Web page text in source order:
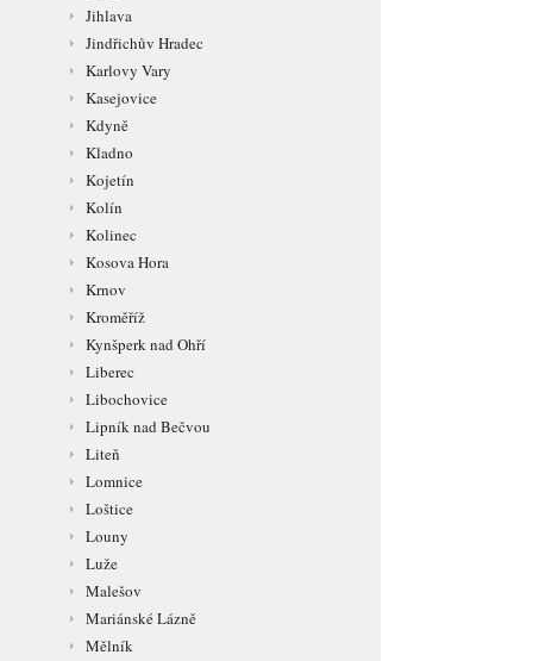
Jihlava
Jindřichův Hradec
Karlovy Vary
Kasejovice
Kdyně
Kladno
Kojetín
Kolín
Kolinec
Kosova Hora
Krnov
Kroměříž
Kynšperk nad Ohří
Liberec
Libochovice
Lipník nad Bečvou
Liteň
Lomnice
Loštice
Louny
Luže
Malešov
Mariánské Lázně
Mělník